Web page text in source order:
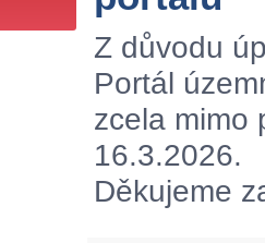
Z důvodu
Portál
zcela mimo
16.3.2026.
Děkujeme